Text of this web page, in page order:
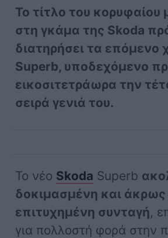
Το τίτλο του κορυφαίου
στη γκάμα της Skoda
διατηρήσει τα επόμενο
Superb, υποδεχόμενο
εικοσιτετράωρα την
σειρά γενιά του.
Το νέο Skoda Superb
δοκιμασμένη και άκρως
επιτυχημένη συνταγή,
για πολλοστή φορά στην